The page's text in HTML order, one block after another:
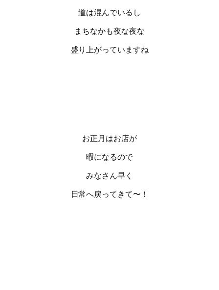
道は混んでいるし
まちなかも夜な夜な
盛り上がっていますね
お正月はお店が
暇になるので
みなさん早く
日常へ戻ってきて〜！